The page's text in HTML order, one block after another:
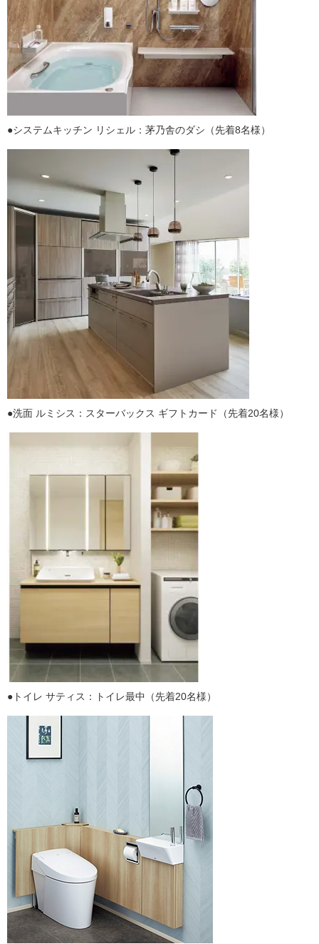
●システムキッチン リシェル：茅乃舎のダシ（先着8名様）
●洗面 ルミシス：スターバックス ギフトカード（先着20名様）
●トイレ サティス：トイレ最中（先着20名様）